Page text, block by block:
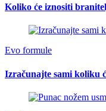
Koliko će iznositi
Evo formule
Izračunajte sami koliku